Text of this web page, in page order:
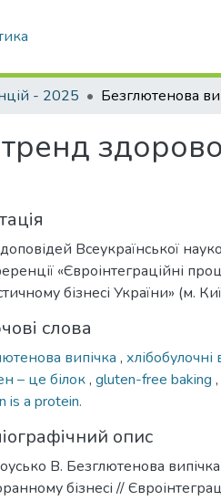
- 2025
Всеукраїнської
«Євроінтеграційні
бізнесі України» (м.
слова
випічка ,
– це білок, gluten-free baking ,
is a protein.
опис
В. Безглютенова
бізнесі //